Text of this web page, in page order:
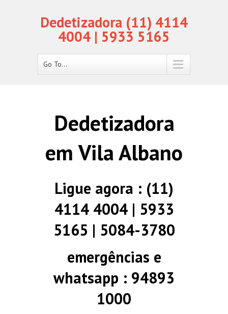
Dedetizadora (11) 4114
4004 | 5933 5165
Go To...
Dedetizadora
em Vila Albano
Ligue agora : (11)
4114 4004 | 5933
5165 | 5084-3780
emergências e
whatsapp : 94893
1000